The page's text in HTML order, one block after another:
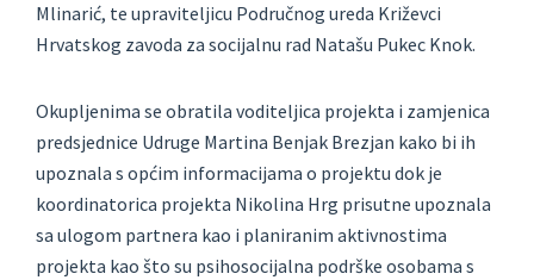
Mlinarić, te upraviteljicu Područnog ureda Križevci
Hrvatskog zavoda za socijalnu rad Natašu Pukec Knok.
Okupljenima se obratila voditeljica projekta i zamjenica
predsjednice Udruge Martina Benjak Brezjan kako bi ih
upoznala s općim informacijama o projektu dok je
koordinatorica projekta Nikolina Hrg prisutne upoznala
sa ulogom partnera kao i planiranim aktivnostima
projekta kao što su psihosocijalna podrške osobama s